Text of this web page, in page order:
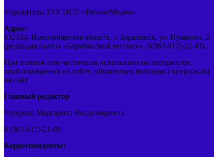
Учредитель: ГАУ НСО «РегионМедиа»
Адрес:
632334, Новосибирская область, г. Барабинск, ул. Пушкина, 2
(редакция газеты «Барабинский вестник», 8(383-612)-22-43).
При полном или частичном использовании материалов,
опубликованных на сайте, обязательна активная гиперссылка
на сайт
Главный редактор
Чередова Маргарита Владимировна
8 (383-612)-21-00
Корреспонденты: